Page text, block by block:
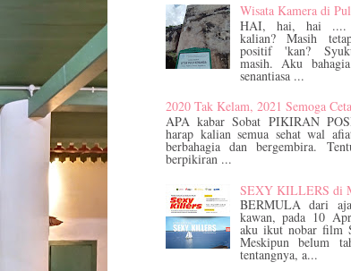
Wisata Kamera di
HAI, hai, hai ....
kalian? Masih
positif 'kan?
masih. Aku
senantiasa ...
2020 Tak Kelam, 2021 Semoga
APA kabar Sobat PIKIRAN
harap kalian semua sehat wal
berbahagia dan bergembira.
berpikiran ...
SEXY KILLERS di
BERMULA dari
kawan, pada 10
aku ikut nobar film
Meskipun belum
tentangnya, a...